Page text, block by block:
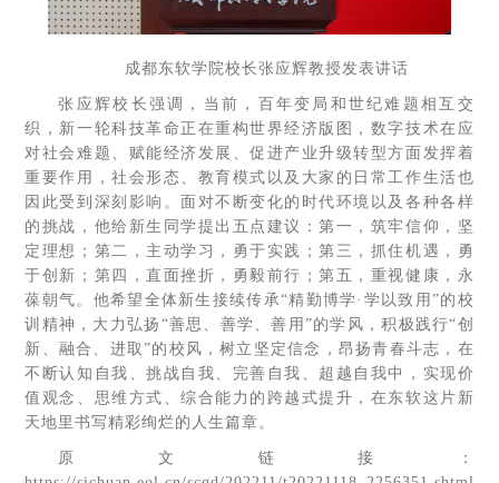
成都东软学院校长张应辉教授发表讲话
张应辉校长强调，当前，百年变局和世纪难题相互交
织，新一轮科技革命正在重构世界经济版图，数字技术在应
对社会难题、赋能经济发展、促进产业升级转型方面发挥着
重要作用，社会形态、教育模式以及大家的日常工作生活也
因此受到深刻影响。面对不断变化的时代环境以及各种各样
的挑战，他给新生同学提出五点建议：第一，筑牢信仰，坚
定理想；第二，主动学习，勇于实践；第三，抓住机遇，勇
于创新；第四，直面挫折，勇毅前行；第五，重视健康，永
葆朝气。他希望全体新生接续传承“精勤博学·学以致用”的校
训精神，大力弘扬“善思、善学、善用”的学风，积极践行“创
新、融合、进取”的校风，树立坚定信念，昂扬青春斗志，在
不断认知自我、挑战自我、完善自我、超越自我中，实现价
值观念、思维方式、综合能力的跨越式提升，在东软这片新
天地里书写精彩绚烂的人生篇章。
原文链接：